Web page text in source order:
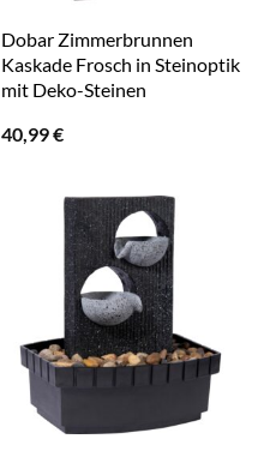
Dobar Zimmerbrunnen
Kaskade Frosch in Steinoptik
mit Deko-Steinen
40,99€